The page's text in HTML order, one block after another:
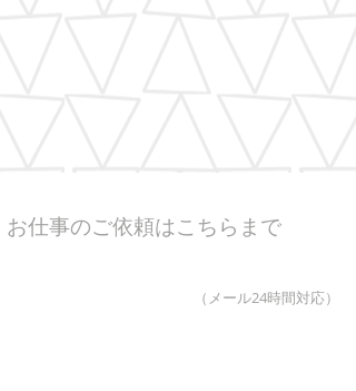
お仕事のご依頼はこちらまで
（メール24時間対応）